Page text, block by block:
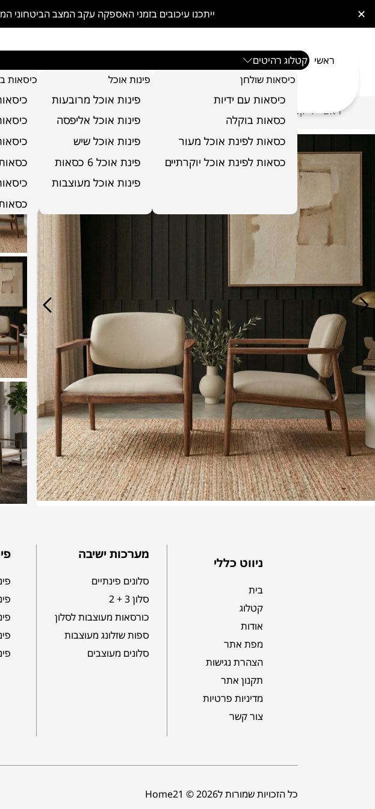
ייתכנו עיכובים בזמני האספקה עקב המצב ✕
ראשי קטלוג רהיטים
כיסאות שולחן
כיסאות עם ידיות
כסאות בוקלה
כסאות לפינת אוכל מעור
כסאות לפינת אוכל יוקרתיים
פינות אוכל
פינות אוכל מרובעות
פינות אוכל אליפסה
פינות אוכל שיש
פינת אוכל 6 כסאות
פינות אוכל מעוצבות
כיסאות
ראשי / קטלוג רהיטים
ניווט כללי
בית
קטלוג
אודות
מפת אתר
הצהרת נגישות
תקנון אתר
מדיניות פרטיות
צור קשר
מערכות ישיבה
סלונים פינתיים
סלון 3 + 2
כורסאות מעוצבות לסלון
ספות שזלונג מעוצבות
סלונים מעוצבים
כל הזכויות שמורות לHome21 © 2026